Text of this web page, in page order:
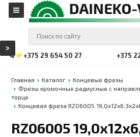
+375 29 654 50 27 +375
Главная Каталог
Концевые фрезы
Фрезы кромочные радиусные c
торце
Концевая фреза RZ06005
RZ06005